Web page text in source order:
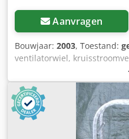
Aanvragen
Bouwjaar: 2003, Toestand:
ventilatorwiel,
kruisstroomventilator,
Fabrikant: Emmevi,
Dcodpfxeunn H So Adpok .:
Ventilatorwiel: Ø 60 x 180
14x ventilatorwiel
470/100/H95 mm -Gewicht: